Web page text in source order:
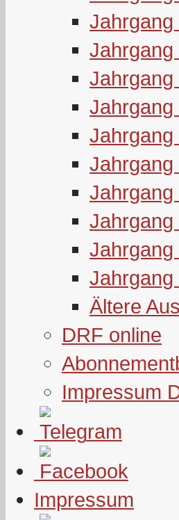
Jahrgang
Jahrgang
Jahrgang
Jahrgang
Jahrgang
Jahrgang
Jahrgang
Jahrgang
Jahrgang
Jahrgang
Ältere
DRF online
Impressum
Impressum